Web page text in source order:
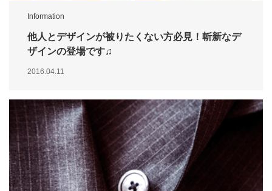
Information
他人とデザインが被りたくない方必見！斬新なデ
ザインの登場です♫
2016.04.11